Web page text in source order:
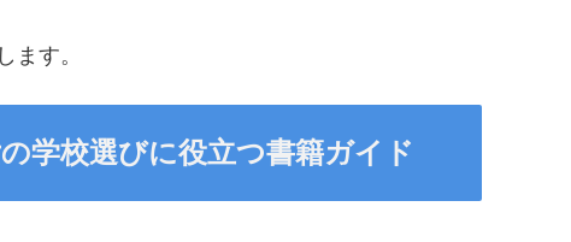
ます。
学校選びに役立つ書籍ガイド